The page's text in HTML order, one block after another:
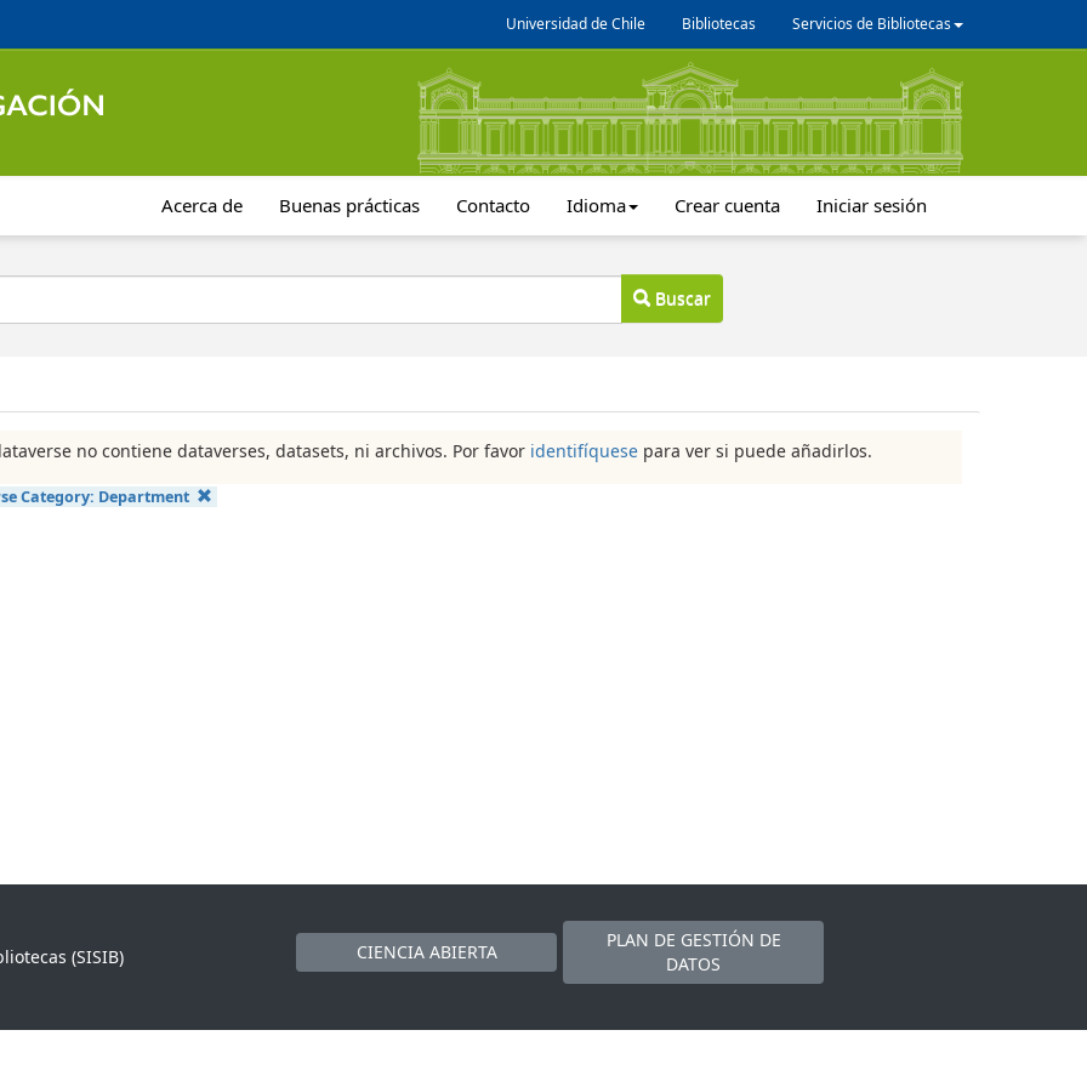
Universidad de Chile Bibliotecas Servicios de Bibliotecas
Acerca de Buenas prácticas Contacto Idioma Crear cuenta Iniciar sesión
Buscar
no contiene dataverses, datasets, ni archivos. Por favor identifíquese para ver si puede añadirlos.
Category: Department
(SISIB)
CIENCIA ABIERTA
PLAN DE GESTIÓN DE
DATOS